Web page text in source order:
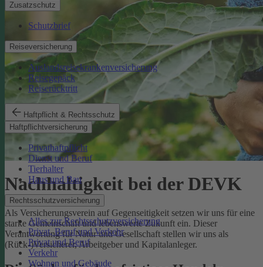
Zusatzschutz
Schutzbrief
Reiseversicherung
Auslandsreisekrankenversicherung
Reisegepäck
Reiserücktritt
Haftpflicht & Rechtsschutz
Haftpflichtversicherung
Privathaftpflicht
Dienst und Beruf
Tierhalter
Haus und Bau
Rechtsschutzversicherung
Alles zur Rechtsschutzversicherung
Privat, Beruf und Verkehr
Privat und Beruf
Verkehr
Wohnen und Gebäude
Nachhaltigkeit bei der DEVK
Als Versicherungsverein auf Gegenseitigkeit setzen wir uns für eine
starke Gemeinschaft und lebenswerte Zukunft ein. Dieser
Verantwortung für Natur und Gesellschaft stellen wir uns als
(Rück-)Versicherer, Arbeitgeber und Kapitalanleger.